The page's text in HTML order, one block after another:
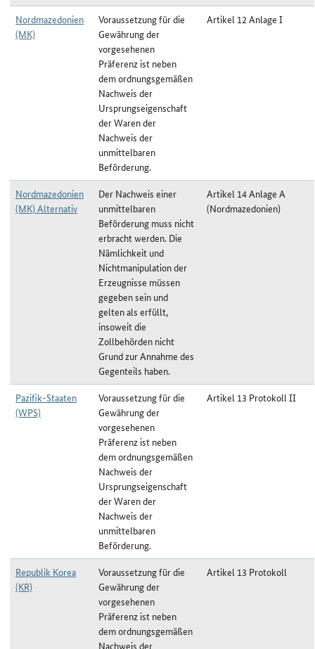
Nordmazedonien
(MK)
Voraussetzung für die
Gewährung der
vorgesehenen
Präferenz ist neben
dem ordnungsgemäßen
Nachweis der
Ursprungseigenschaft
der Waren der
Nachweis der
unmittelbaren
Beförderung.
Artikel 12 Anlage I
Nordmazedonien
(MK) Alternativ
Der Nachweis einer
unmittelbaren
Beförderung muss nicht
erbracht werden. Die
Nämlichkeit und
Nichtmanipulation der
Erzeugnisse müssen
gegeben sein und
gelten als erfüllt,
insoweit die
Zollbehörden nicht
Grund zur Annahme des
Gegenteils haben.
Artikel 14 Anlage A
(Nordmazedonien)
Pazifik-Staaten
(WPS)
Voraussetzung für die
Gewährung der
vorgesehenen
Präferenz ist neben
dem ordnungsgemäßen
Nachweis der
Ursprungseigenschaft
der Waren der
Nachweis der
unmittelbaren
Beförderung.
Artikel 13 Protokoll II
Republik Korea
(KR)
Voraussetzung für die
Gewährung der
vorgesehenen
Präferenz ist neben
dem ordnungsgemäßen
Nachweis der
Artikel 13 Protokoll